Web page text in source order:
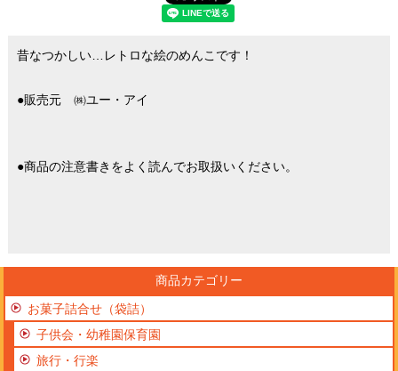
昔なつかしい…レトロな絵のめんこです！
●販売元 ㈱ユー・アイ
●商品の注意書きをよく読んでお取扱いください。
商品カテゴリー
お菓子詰合せ（袋詰）
子供会・幼稚園保育園
旅行・行楽